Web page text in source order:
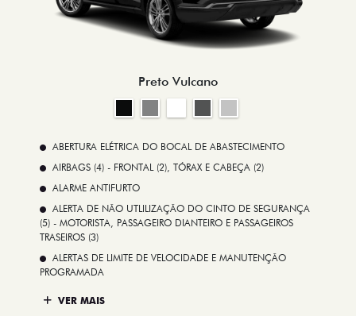
Preto Vulcano
ABERTURA ELÉTRICA DO BOCAL DE ABASTECIMENTO
AIRBAGS (4) - FRONTAL (2), TÓRAX E CABEÇA (2)
ALARME ANTIFURTO
ALERTA DE NÃO UTLILIZAÇÃO DO CINTO DE SEGURANÇA
(5) - MOTORISTA, PASSAGEIRO DIANTEIRO E PASSAGEIROS
TRASEIROS (3)
ALERTAS DE LIMITE DE VELOCIDADE E MANUTENÇÃO
PROGRAMADA
VER MAIS